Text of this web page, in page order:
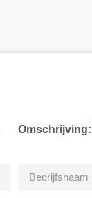
Omschrijving: